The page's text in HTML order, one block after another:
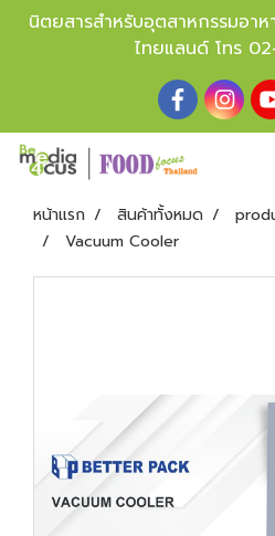
นิตยสารสำหรับอุตสาหกรรมอา
ไทยแลนด์ โทร
หน้าแรก สินค้าทั้งหมด
Vacuum Cooler